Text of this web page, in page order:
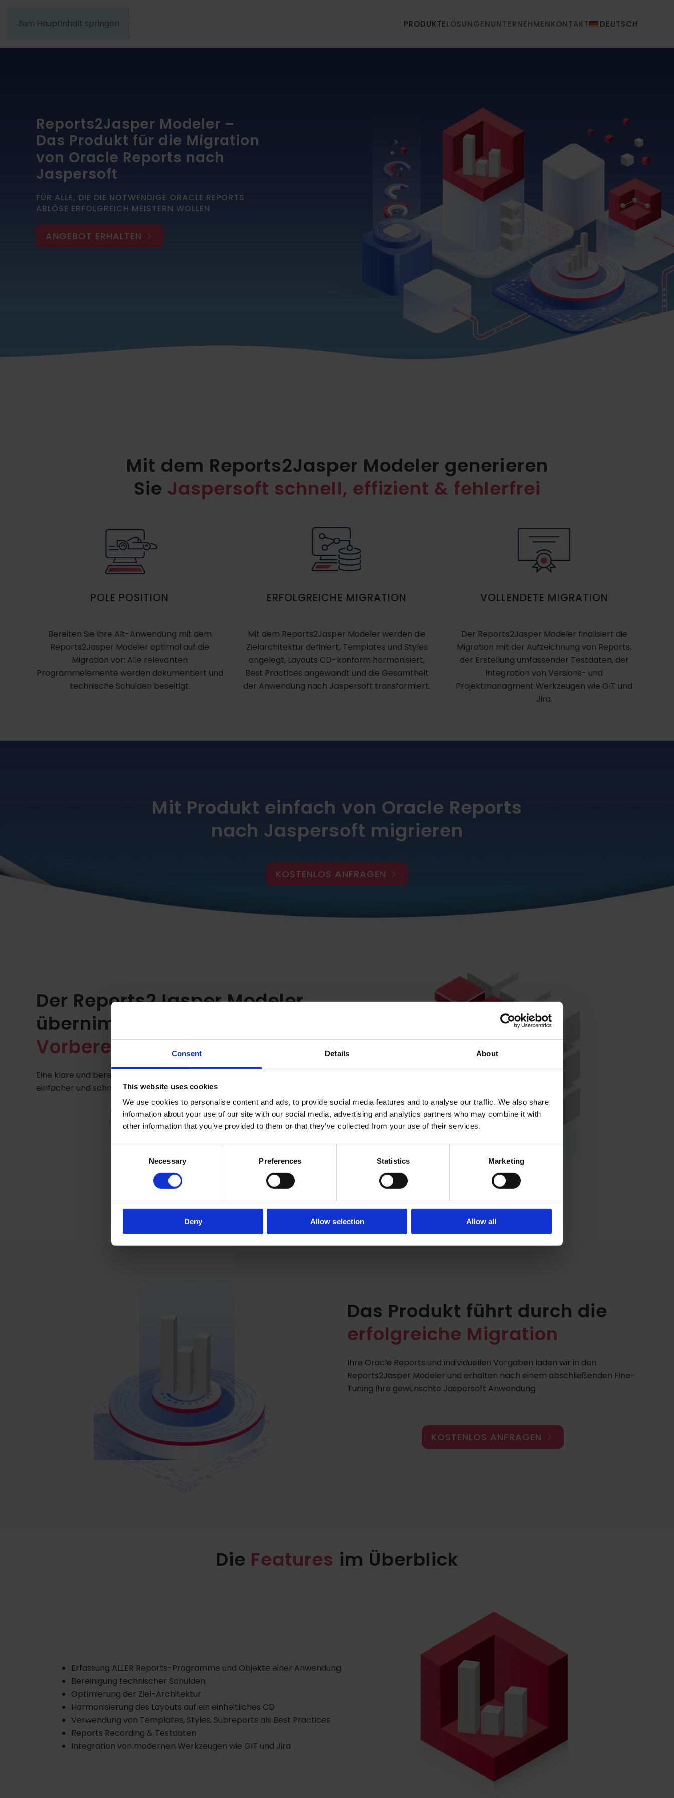
Consent Details About
This website uses cookies
We use cookies to personalise content and ads, to provide social media features and to analyse our traffic. We also share
information about your use of our site with our social media, advertising and analytics partners who may combine it with
other information that you’ve provided to them or that they’ve collected from your use of their services.
Necessary Preferences Statistics Marketing
Deny Allow selection Allow all
Zum Hauptinhalt springen PRODUKTELÖSUNGENUNTERNEHMENKONTAKT DEUTSCH
Reports2Jasper Modeler –
Das Produkt für die Migration
von Oracle Reports nach
Jaspersoft
FÜR ALLE, DIE DIE NOTWENDIGE ORACLE REPORTS
ABLÖSE ERFOLGREICH MEISTERN WOLLEN
ANGEBOT ERHALTEN
Mit dem Reports2Jasper Modeler generieren
Sie Jaspersoft schnell, effizient & fehlerfrei
POLE POSITION
Bereiten Sie Ihre Alt-Anwendung mit dem
Reports2Jasper Modeler optimal auf die
Migration vor: Alle relevanten
Programmelemente werden dokumentiert und
technische Schulden beseitigt.
ERFOLGREICHE MIGRATION
Mit dem Reports2Jasper Modeler werden die
Zielarchitektur definiert, Templates und Styles
angelegt, Layouts CD-konform harmonisiert,
Best Practices angewandt und die Gesamtheit
der Anwendung nach Jaspersoft transformiert.
VOLLENDETE MIGRATION
Der Reports2Jasper Modeler finalisiert die
Migration mit der Aufzeichnung von Reports,
der Erstellung umfassender Testdaten, der
Integration von Versions- und
Projektmanagment Werkzeugen wie GIT und
Jira.
Mit Produkt einfach von Oracle Reports
nach Jaspersoft migrieren
KOSTENLOS ANFRAGEN
Der Reports2Jasper Modeler
übernimmt die
Vorbereitung
Eine klare und bereinigte Oracle Reports Alt-Anwendung lässt sich viel
einfacher und schneller nach Jaspersoft migrieren.
KOSTENLOS ANFRAGEN
Das Produkt führt durch die
erfolgreiche Migration
Ihre Oracle Reports und individuellen Vorgaben laden wir in den
Reports2Jasper Modeler und erhalten nach einem abschließenden Fine-
Tuning Ihre gewünschte Jaspersoft Anwendung.
KOSTENLOS ANFRAGEN
Die Features im Überblick
Erfassung ALLER Reports-Programme und Objekte einer Anwendung
Bereinigung technischer Schulden
Optimierung der Ziel-Architektur
Harmonisierung des Layouts auf ein einheitliches CD
Verwendung von Templates, Styles, Subreports als Best Practices
Reports Recording & Testdaten
Integration von modernen Werkzeugen wie GIT und Jira